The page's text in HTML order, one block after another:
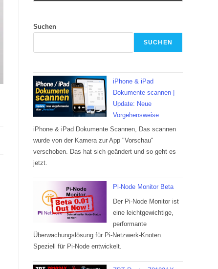
Suchen
SUCHEN
iPhone & iPad
Dokumente scannen |
Update: Neue
Vorgehensweise
iPhone & iPad Dokumente Scannen, Das scannen
wurde von der Kamera zur App "Vorschau"
verschoben. Das hat sich geändert und so geht es
jetzt.
Pi-Node Monitor Beta
Der Pi-Node Monitor ist
eine leichtgewichtige,
performante
Überwachungslösung für Pi-Netzwerk-Knoten.
Speziell für Pi-Node entwickelt.